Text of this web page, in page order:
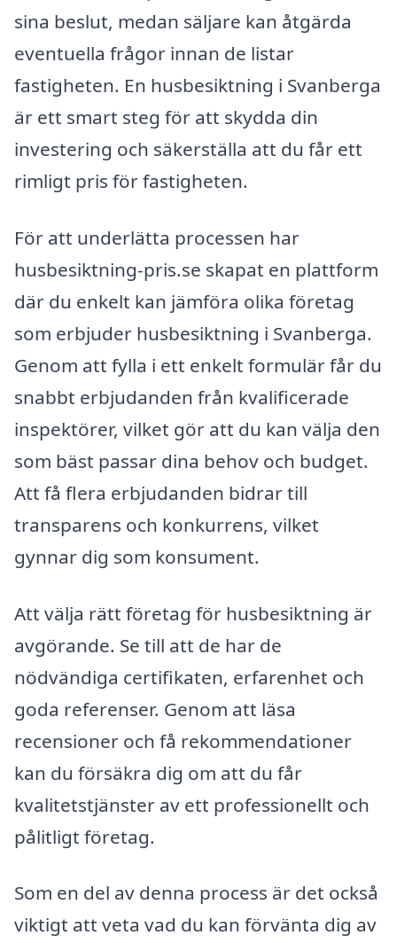
sina beslut, medan säljare kan åtgärda
eventuella frågor innan de listar
fastigheten. En husbesiktning i Svanberga
är ett smart steg för att skydda din
investering och säkerställa att du får ett
rimligt pris för fastigheten.
För att underlätta processen har
husbesiktning-pris.se skapat en plattform
där du enkelt kan jämföra olika företag
som erbjuder husbesiktning i Svanberga.
Genom att fylla i ett enkelt formulär får du
snabbt erbjudanden från kvalificerade
inspektörer, vilket gör att du kan välja den
som bäst passar dina behov och budget.
Att få flera erbjudanden bidrar till
transparens och konkurrens, vilket
gynnar dig som konsument.
Att välja rätt företag för husbesiktning är
avgörande. Se till att de har de
nödvändiga certifikaten, erfarenhet och
goda referenser. Genom att läsa
recensioner och få rekommendationer
kan du försäkra dig om att du får
kvalitetstjänster av ett professionellt och
pålitligt företag.
Som en del av denna process är det också
viktigt att veta vad du kan förvänta dig av